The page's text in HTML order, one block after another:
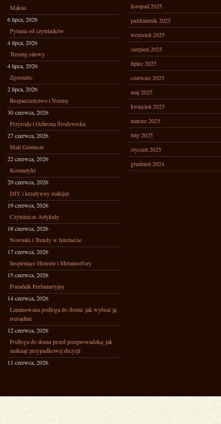
Makau
6 lipca, 2026
Pytania od czytelników
4 lipca, 2026
Trening siłowy
4 lipca, 2026
Zgorzelec
2 lipca, 2026
Bezpieczeństwo i Normy
30 czerwca, 2026
Przyroda i Ochrona Środowiska
27 czerwca, 2026
Mali Geniusze
22 czerwca, 2026
Kosmetyki
20 czerwca, 2026
DIY i kreatywny makijaż
19 czerwca, 2026
Czytelnicze Artykuły
18 czerwca, 2026
Nowinki i Trendy w Internecie
17 czerwca, 2026
Inspirujące Historie i Metamorfozy
15 czerwca, 2026
Poradnik Perfumeryjny
14 czerwca, 2026
Laminowana podłoga do domu: jak wybrać ją
rozsądnie
12 czerwca, 2026
Podłoga do domu przed przeprowadzką: jak
uniknąć przypadkowej decyzji
11 czerwca, 2026
listopad 2025
październik 2025
wrzesień 2025
sierpień 2025
lipiec 2025
czerwiec 2025
maj 2025
kwiecień 2025
marzec 2025
luty 2025
styczeń 2025
grudzień 2024